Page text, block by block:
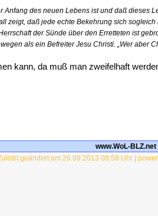
des neuen Lebens ist und daß dieses
zeigt, daß jede echte Bekehrung sich
der Sünde über den Erretteten ist
als ein Befreiter Jesu Christi. „Wer aber
kann, da muß man zweifelhaft
www.WoL-BLZ.net
geändert am 26.09.2013 08:58 Uhr |